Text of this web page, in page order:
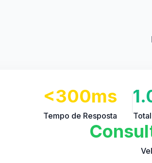
<300ms
Tempo de Resposta